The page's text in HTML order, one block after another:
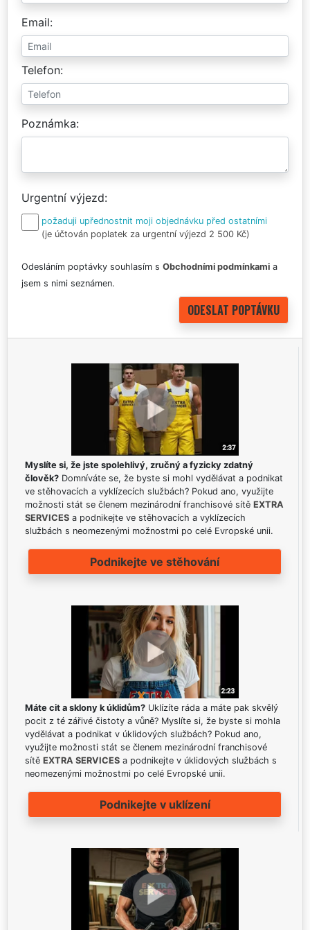
Email
Telefon
Poznámka
Urgentní výjezd
požaduji upřednostnit moji objednávku před ostatními
(je účtován poplatek za urgentní výjezd 2 500 Kč)
Odesláním poptávky souhlasím s Obchodními podmínkami a
jsem s nimi seznámen.
Myslíte si, že jste spolehlivý, zručný a fyzicky zdatný
člověk? Domníváte se, že byste si mohl vydělávat a podnikat
ve stěhovacích a vyklízecích službách? Pokud ano, využijte
možnosti stát se členem mezinárodní franchisové sítě EXTRA
SERVICES a podnikejte ve stěhovacích a vyklízecích
službách s neomezenými možnostmi po celé Evropské unii.
Podnikejte ve stěhování
Máte cit a sklony k úklidům? Uklízíte ráda a máte pak skvělý
pocit z té zářivé čistoty a vůně? Myslíte si, že byste si mohla
vydělávat a podnikat v úklidových službách? Pokud ano,
využijte možnosti stát se členem mezinárodní franchisové
sítě EXTRA SERVICES a podnikejte v úklidových službách s
neomezenými možnostmi po celé Evropské unii.
Podnikejte v uklízení